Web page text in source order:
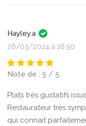
Hayley.a
26/03/2024 à 16:50
Note de : 5 / 5
Plats très gustatifs
Restaurateur très
qui connait